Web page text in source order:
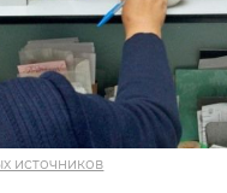
источников